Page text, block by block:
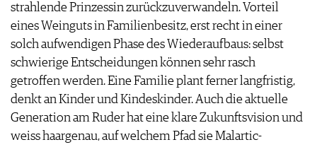
NEWSLETTER
WINE TRADE CLUB
REDAKTION
JOBS
WERBUNG
PRESSE
IMPRESSUM
AGB & DATENSCHUTZ
strahlende Prinzessin zurückzuverwandeln. Vorteil
eines Weinguts in Familienbesitz, erst recht in einer
solch aufwendigen Phase des Wiederaufbaus: selbst
schwierige Entscheidungen können sehr rasch
getroffen werden. Eine Familie plant ferner langfristig,
denkt an Kinder und Kindeskinder. Auch die aktuelle
Generation am Ruder hat eine klare Zukunftsvision und
weiss haargenau, auf welchem Pfad sie Malartic-